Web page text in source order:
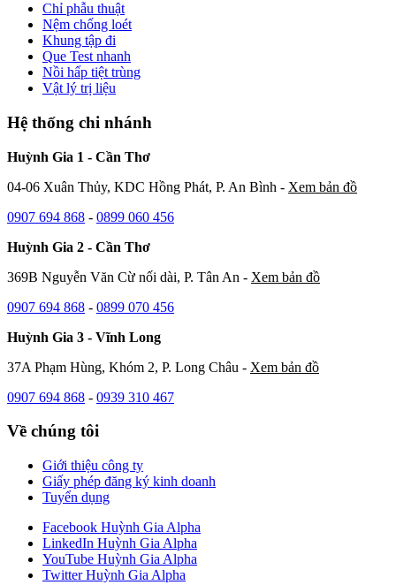
Chỉ phẫu thuật
Nệm chống loét
Khung tập đi
Que Test nhanh
Nồi hấp tiệt trùng
Vật lý trị liệu
Hệ thống chi nhánh
Huỳnh Gia 1 - Cần Thơ
04-06 Xuân Thủy, KDC Hồng Phát, P. An Bình - Xem bản đồ
0907 694 868 - 0899 060 456
Huỳnh Gia 2 - Cần Thơ
369B Nguyễn Văn Cừ nối dài, P. Tân An - Xem bản đồ
0907 694 868 - 0899 070 456
Huỳnh Gia 3 - Vĩnh Long
37A Phạm Hùng, Khóm 2, P. Long Châu - Xem bản đồ
0907 694 868 - 0939 310 467
Về chúng tôi
Giới thiệu công ty
Giấy phép đăng ký kinh doanh
Tuyển dụng
Facebook Huỳnh Gia Alpha
LinkedIn Huỳnh Gia Alpha
YouTube Huỳnh Gia Alpha
Twitter Huỳnh Gia Alpha